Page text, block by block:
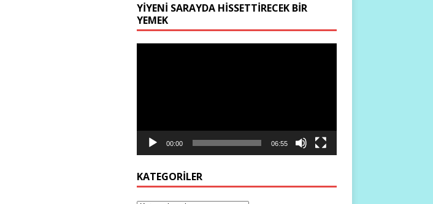
YIYENI SARAYDA HISSETTIRECEK BIR
YEMEK
00:00 06:55
KATEGORILER